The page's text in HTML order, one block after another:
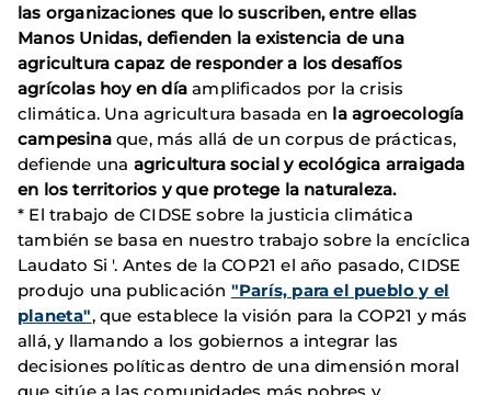
las organizaciones que lo suscriben, entre ellas
Manos Unidas, defienden la existencia de una
agricultura capaz de responder a los desafíos
agrícolas hoy en día amplificados por la crisis
climática. Una agricultura basada en la agroecología
campesinaque, más allá de un corpus de prácticas,
defiende una agricultura social y ecológica arraigada
en los territorios y que protege la naturaleza.
* El trabajo de CIDSE sobre la justicia climática
también se basa en nuestro trabajo sobre la encíclica
Laudato Si '. Antes de la COP21 el año pasado, CIDSE
produjo una publicación "París, para el pueblo y el
planeta", que establece la visión para la COP21 y más
allá, y llamando a los gobiernos a integrar las
decisiones políticas dentro de una dimensión moral